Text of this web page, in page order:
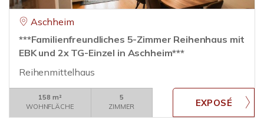
Aschheim
***Familienfreundliches 5-Zimmer Reihenhaus mit
EBK und 2x TG-Einzel in Aschheim***
Reihenmittelhaus
158 m²
WOHNFLÄCHE
5
ZIMMER